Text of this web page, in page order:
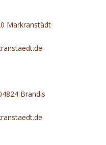
Markranstädt
Brandis